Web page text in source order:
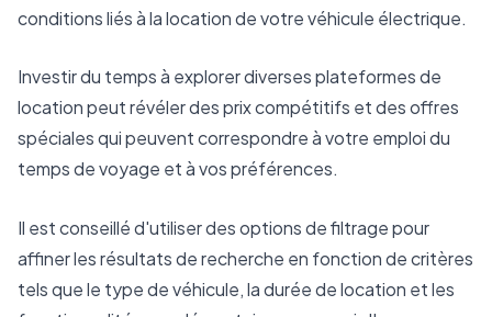
conditions liés à la location de votre véhicule électrique.
Investir du temps à explorer diverses plateformes de
location peut révéler des prix compétitifs et des offres
spéciales qui peuvent correspondre à votre emploi du
temps de voyage et à vos préférences.
Il est conseillé d'utiliser des options de filtrage pour
affiner les résultats de recherche en fonction de critères
tels que le type de véhicule, la durée de location et les